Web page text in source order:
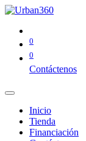
0
0
Contáctenos
Inicio
Tienda
Financiación